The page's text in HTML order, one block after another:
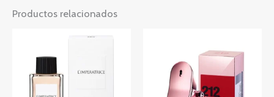
Productos relacionados